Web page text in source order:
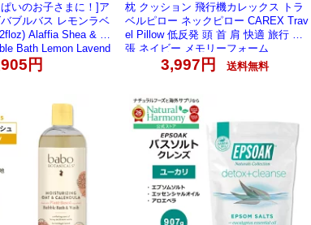
いのお子さまに！]ア
ブルバス レモンラベ
Alaffia Shea & L
Bath Lemon Lavend
円
枕 クッション 飛行機カレックス トラ
ベルピロー ネックピロー CAREX Trav
el Pillow 低反発 頭 首 肩 快適 旅行 出
張 ネイビー メモリーフォーム
3,997円 送料無料